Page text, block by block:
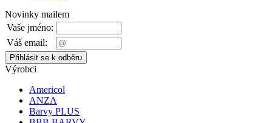
Novinky mailem
Vaše jméno:
Váš email:
Výrobci
Americol
ANZA
Barvy PLUS